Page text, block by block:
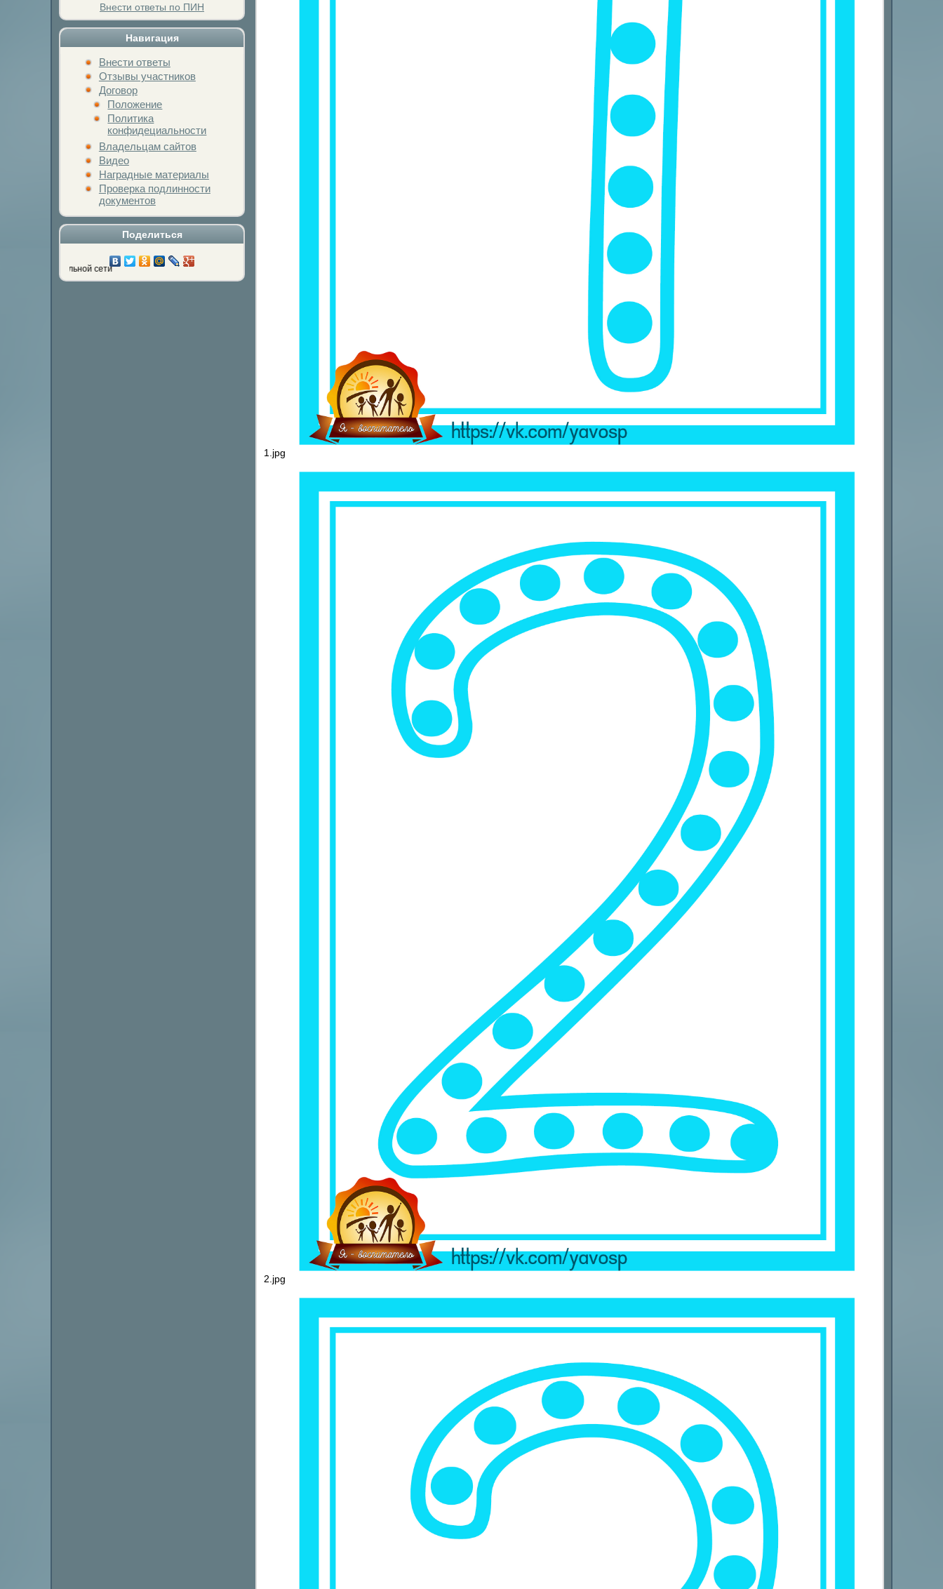
Внести ответы по ПИН
Навигация
Внести ответы
Отзывы участников
Договор
Положение
Политика
конфидециальности
Владельцам сайтов
Видео
Наградные материалы
Проверка подлинности
документов
Поделиться
1.jpg
2.jpg